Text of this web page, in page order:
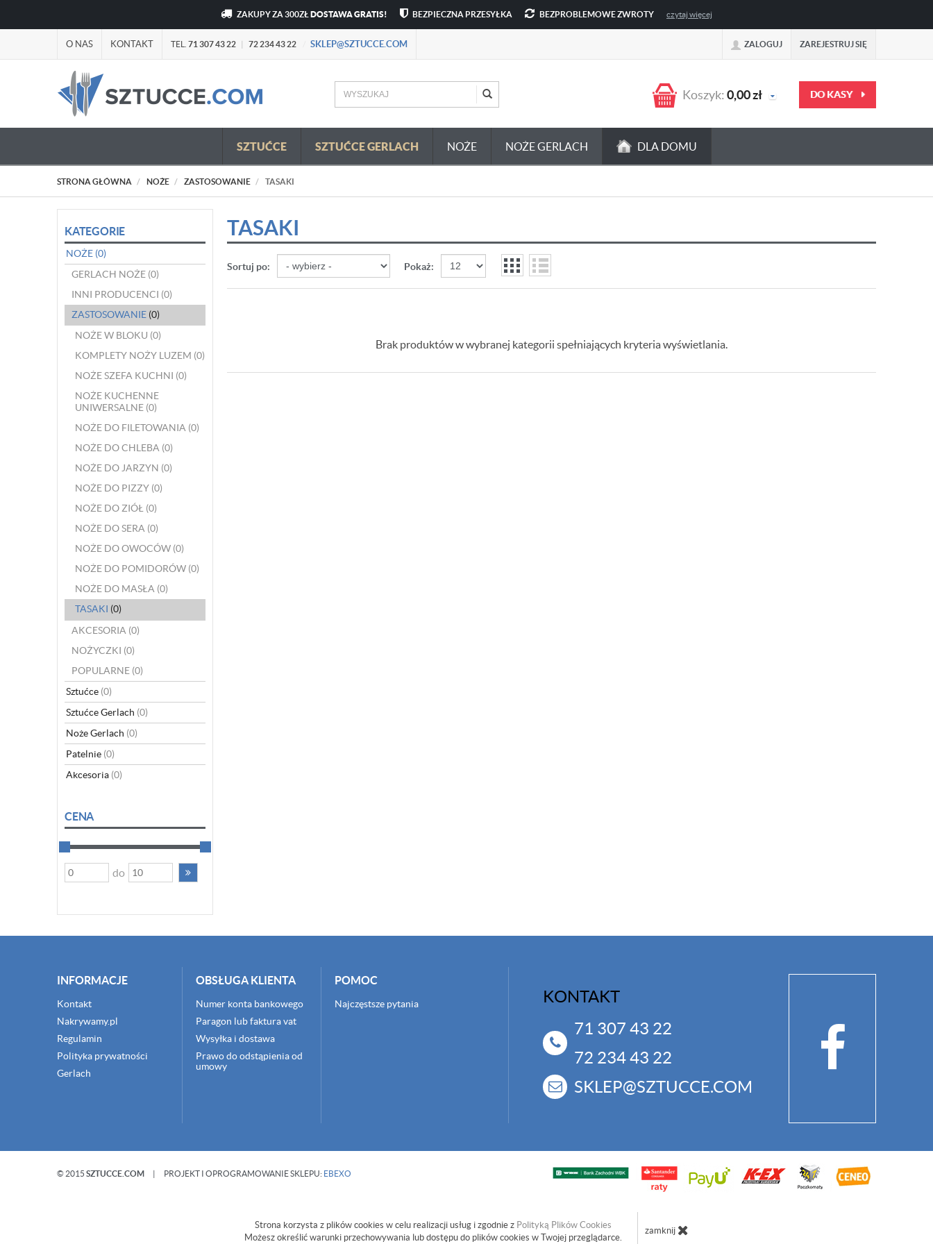
ZAKUPY ZA 300ZŁ DOSTAWA GRATIS! BEZPIECZNA PRZESYŁKA BEZPROBLEMOWE ZWROTY czytaj więcej
O NAS KONTAKT TEL. 71 307 43 22 | 72 234 43 22 SKLEP@SZTUCCE.COM ZALOGUJ ZAREJESTRUJ SIĘ
Koszyk: 0,00zł DO KASY
SZTUĆCE SZTUĆCE GERLACH NOŻE NOŻE GERLACH DLA DOMU
STRONA GŁÓWNA NOŻE ZASTOSOWANIE TASAKI
KATEGORIE
NOŻE (0)
GERLACH NOŻE (0)
INNI PRODUCENCI (0)
ZASTOSOWANIE (0)
NOŻE W BLOKU (0)
KOMPLETY NOŻY LUZEM (0)
NOŻE SZEFA KUCHNI (0)
NOŻE KUCHENNE
UNIWERSALNE (0)
NOŻE DO FILETOWANIA (0)
NOŻE DO CHLEBA (0)
NOŻE DO JARZYN (0)
NOŻE DO PIZZY (0)
NOŻE DO ZIÓŁ (0)
NOŻE DO SERA (0)
NOŻE DO OWOCÓW (0)
NOŻE DO POMIDORÓW (0)
NOŻE DO MASŁA (0)
TASAKI (0)
AKCESORIA (0)
NOŻYCZKI (0)
POPULARNE (0)
Sztućce (0)
Sztućce Gerlach (0)
Noże Gerlach (0)
Patelnie (0)
Akcesoria (0)
CENA
do
TASAKI
Sortuj po: Pokaż:
Brak produktów w wybranej kategorii spełniających kryteria wyświetlania.
INFORMACJE
Kontakt
Nakrywamy.pl
Regulamin
Polityka prywatności
Gerlach
OBSŁUGA KLIENTA
Numer konta bankowego
Paragon lub faktura vat
Wysyłka i dostawa
Prawo do odstąpienia od
umowy
POMOC
Najczęstsze pytania
KONTAKT
71 307 43 22
72 234 43 22
SKLEP@SZTUCCE.COM
© 2015 SZTUCCE.COM | PROJEKT I OPROGRAMOWANIE SKLEPU: EBEXO
Strona korzysta z plików cookies w celu realizacji usług i zgodnie z Polityką Plików Cookies
Możesz określić warunki przechowywania lub dostępu do plików cookies w Twojej przeglądarce.
zamknij